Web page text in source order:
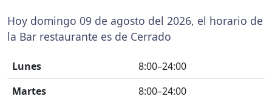
Hoy domingo 09 de agosto del 2026, el horario de
la Bar restaurante es de Cerrado
Lunes
8:00–24:00
Martes
8:00–24:00